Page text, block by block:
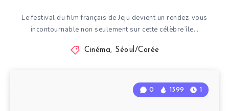
Le festival du film français de Jeju devient un rendez-vous
incontournable non seulement sur cette célèbre île…
Cinéma, Séoul/Corée
0 1399 1